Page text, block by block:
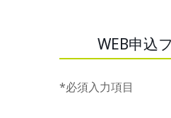
WEB申込
*必須入力項目